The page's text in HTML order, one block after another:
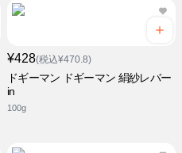
¥428(税込¥470.8)
ドギーマン ドギーマン 絹紗レバー
in
100g